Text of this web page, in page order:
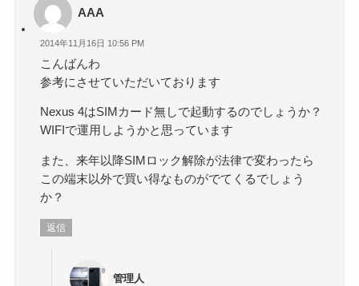
AAA
2014年11月16日 10:56 PM
こんばんわ
参考にさせていただいております
Nexus 4はSIMカード無しで起動するのでしょうか？
WIFIで運用しようかと思っています
また、来年以降SIMロック解除が法律で変わったら
この端末以外で買い得なものがでてくるでしょう
か？
返信
管理人